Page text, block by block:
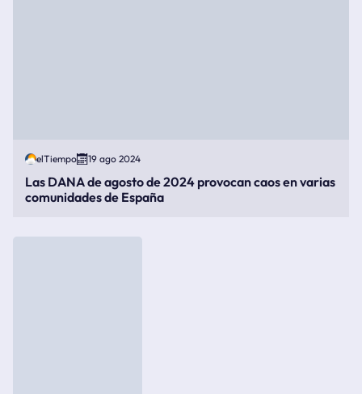
elTiempo 19 ago 2024
Las DANA de agosto de 2024 provocan caos en varias
comunidades de España